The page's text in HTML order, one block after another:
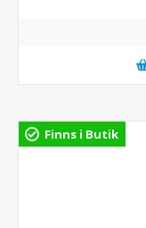
Finns i Butik